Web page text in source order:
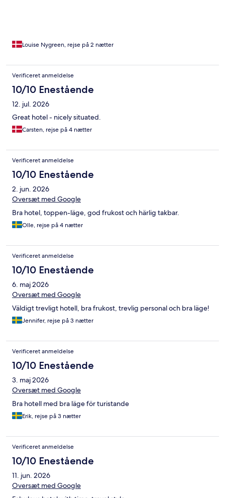
Louise Nygreen, rejse på 2 nætter
Verificeret anmeldelse
10/10 Enestående
12. jul. 2026
Great hotel - nicely situated.
Carsten, rejse på 4 nætter
Verificeret anmeldelse
10/10 Enestående
2. jun. 2026
Oversæt med Google
Bra hotel, toppen-läge, god frukost och härlig takbar.
Olle, rejse på 4 nætter
Verificeret anmeldelse
10/10 Enestående
6. maj 2026
Oversæt med Google
Väldigt trevligt hotell, bra frukost, trevlig personal och bra läge!
Jennifer, rejse på 3 nætter
Verificeret anmeldelse
10/10 Enestående
3. maj 2026
Oversæt med Google
Bra hotell med bra läge för turistande
Erik, rejse på 3 nætter
Verificeret anmeldelse
10/10 Enestående
11. jun. 2026
Oversæt med Google